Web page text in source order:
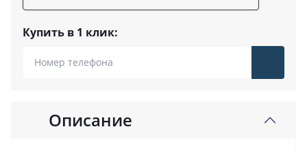
Купить в 1 клик:
Описание